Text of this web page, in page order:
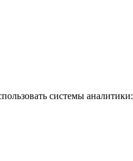
системы аналитики: